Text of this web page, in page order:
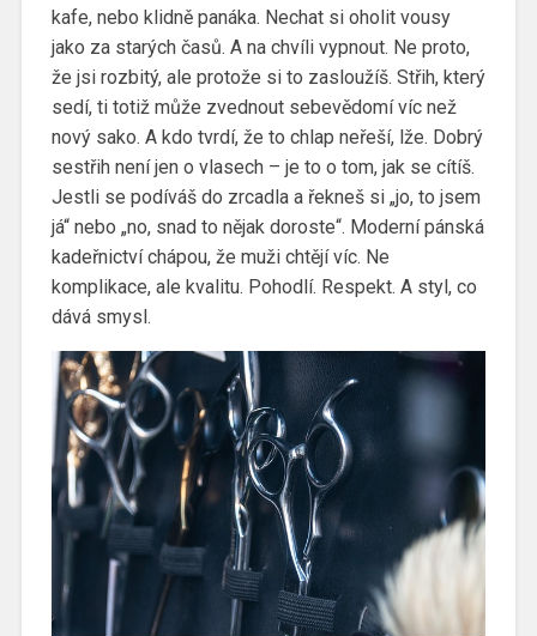
kafe, nebo klidně panáka. Nechat si oholit vousy
jako za starých časů. A na chvíli vypnout. Ne proto,
že jsi rozbitý, ale protože si to zasloužíš. Střih, který
sedí, ti totiž může zvednout sebevědomí víc než
nový sako. A kdo tvrdí, že to chlap neřeší, lže. Dobrý
sestřih není jen o vlasech – je to o tom, jak se cítíš.
Jestli se podíváš do zrcadla a řekneš si „jo, to jsem
já“ nebo „no, snad to nějak doroste“. Moderní pánská
kadeřnictví chápou, že muži chtějí víc. Ne
komplikace, ale kvalitu. Pohodlí. Respekt. A styl, co
dává smysl.